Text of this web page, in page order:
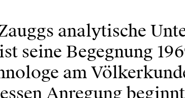
analytische
seine Begegnung
am
Anregung